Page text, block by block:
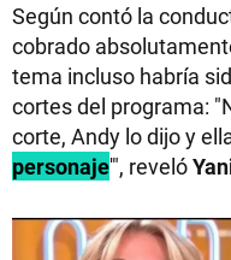
Según contó la
cobrado
tema incluso habría
cortes del programa:
corte, Andy lo dijo y
personaje'", reveló